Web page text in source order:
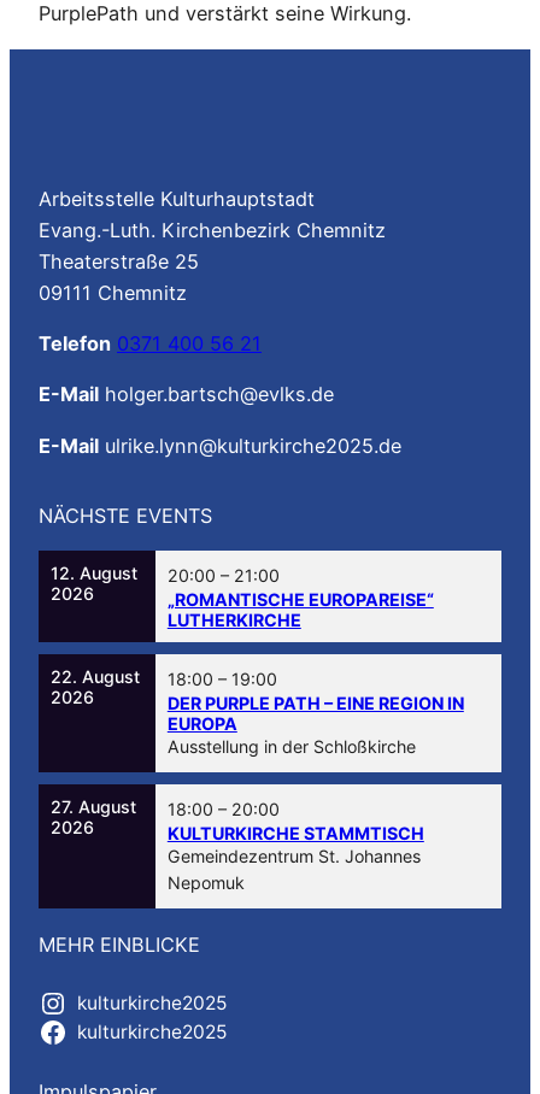
PurplePath und verstärkt seine Wirkung.
Arbeitsstelle Kulturhauptstadt
Evang.-Luth. Kirchenbezirk Chemnitz
Theaterstraße 25
09111 Chemnitz
Telefon 0371 400 56 21
E-Mail holger.bartsch@evlks.de
E-Mail ulrike.lynn@kulturkirche2025.de
NÄCHSTE EVENTS
12. August
2026
20:00 –21:00
„ROMANTISCHE EUROPAREISE“
LUTHERKIRCHE
22. August
2026
18:00 –19:00
DER PURPLE PATH – EINE REGION IN
EUROPA
Ausstellung in der Schloßkirche
27. August
2026
18:00 –20:00
KULTURKIRCHE STAMMTISCH
Gemeindezentrum St. Johannes
Nepomuk
MEHR EINBLICKE
kulturkirche2025
kulturkirche2025